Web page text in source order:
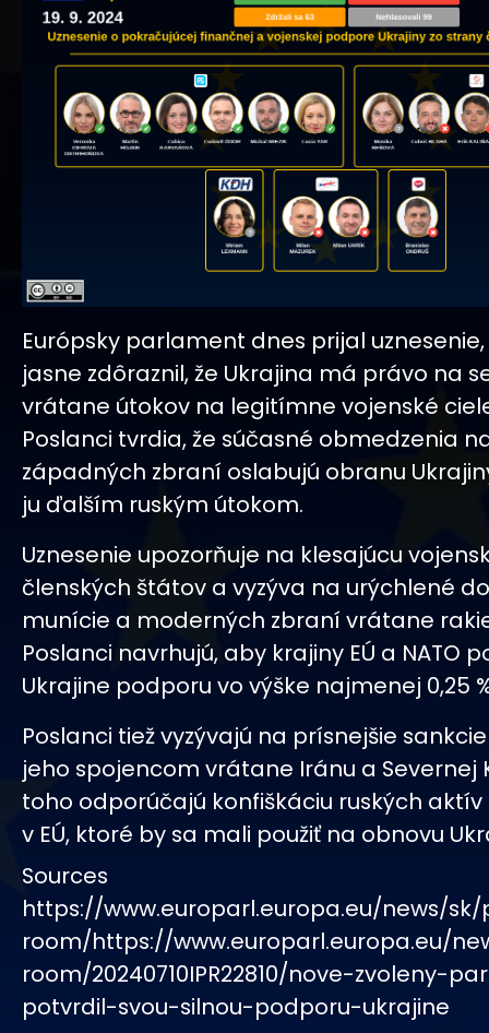
Európsky parlament dnes prijal
jasne zdôraznil, že Ukrajina má právo na
vrátane útokov na legitímne vojenské
Poslanci tvrdia, že súčasné obmedzenia
západných zbraní oslabujú obranu
ju ďalším ruským útokom.
Uznesenie upozorňuje na klesajúcu
členských štátov a vyzýva na urýchlené
munície a moderných zbraní vrátane
Poslanci navrhujú, aby krajiny EÚ a NATO
Ukrajine podporu vo výške najmenej 0,25
Poslanci tiež vyzývajú na prísnejšie
jeho spojencom vrátane Iránu a Severnej
toho odporúčajú konfiškáciu ruských
v EÚ, ktoré by sa mali použiť na obnovu
Sources
https://www.europarl.europa.eu/news/
room/https://www.europarl.europa.eu/
room/20240710IPR22810/nove-zvoleny-
potvrdil-svou-silnou-podporu-ukrajine